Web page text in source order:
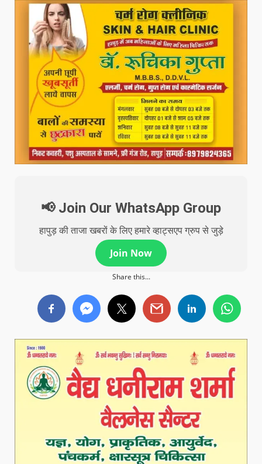
📢 Join Our WhatsApp Group
हापुड़ की ताजा खबरों के लिए हमारे व्हाट्सएप ग्रुप से जुड़े
Join Now
Share this...